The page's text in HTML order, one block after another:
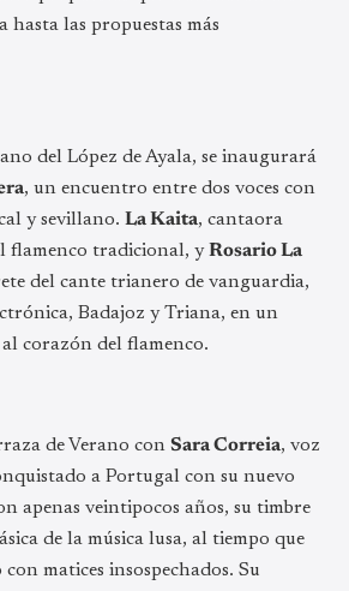
las propuestas más
del López de Ayala, se inaugurará
, un encuentro entre dos voces con
y sevillano. La Kaita, cantaora
flamenco tradicional, yRosario La
del cante trianero de vanguardia,
Badajoz y Triana, en un
corazón del flamenco.
de Verano con Sara Correia, voz
a Portugal con su nuevo
apenas veintipocos años, su timbre
de la música lusa, al tiempo que
matices insospechados. Su